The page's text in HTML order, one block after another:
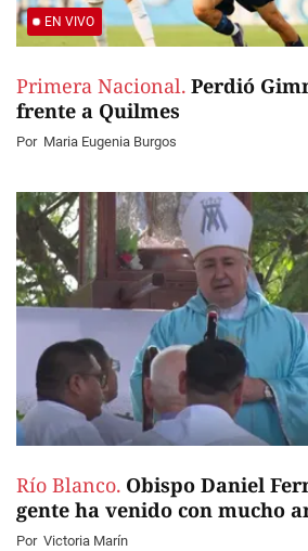
EN VIVO
Primera Nacional. Perdió
frente a Quilmes
Por Maria Eugenia Burgos
Río Blanco. Obispo Daniel
gente ha venido con mucho
Por Victoria Marín